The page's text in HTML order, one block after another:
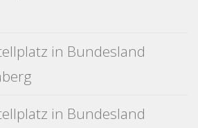
in Bundesland
in Bundesland